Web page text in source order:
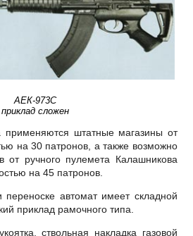
АЕК-973С
приклад сложен
применяются штатные магазины от
на 30 патронов, а также возможно
от ручного пулемета Калашникова
на 45 патронов.
автомат имеет складной
приклад рамочного типа.
ствольная накладка газовой